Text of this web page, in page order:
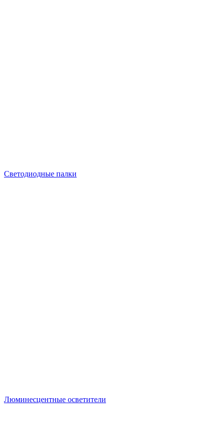
Светодиодные палки
Люминесцентные осветители